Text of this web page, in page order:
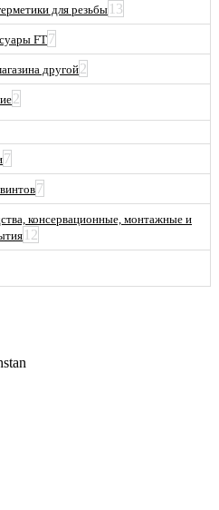
для резьбы 13
FT7
другой2
2
7
7
консервационные, монтажные и
12